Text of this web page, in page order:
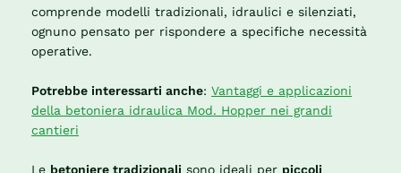
comprende modelli tradizionali, idraulici e silenziati,
ognuno pensato per rispondere a specifiche necessità
operative.
Potrebbe interessarti anche: Vantaggi e applicazioni
della betoniera idraulica Mod. Hopper nei grandi
cantieri
Le betoniere tradizionali sono ideali per piccoli